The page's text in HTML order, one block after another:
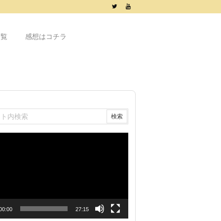
感想はコチラ
27:15